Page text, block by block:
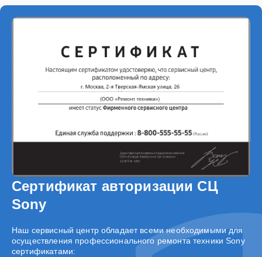
Сертификат авторизации СЦ
Sony
Наш сервисный центр обладает всеми необходимыми для
осуществления профессионального ремонта техники Sony
сертификатами: